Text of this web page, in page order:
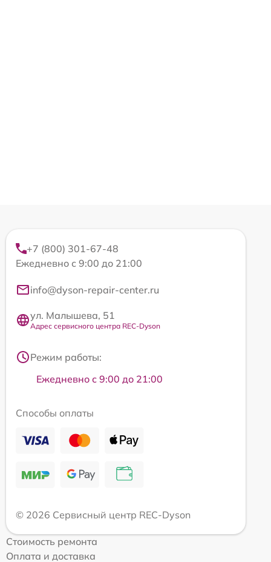
+7 (800) 301-67-48
Ежедневно с 9:00 до 21:00
info@dyson-repair-center.ru
ул. Малышева, 51
Адрес сервисного центра REC-Dyson
Режим работы:
Ежедневно с 9:00 до 21:00
Способы оплаты
© 2026 Сервисный центр REC-Dyson
Стоимость ремонта
Оплата и доставка